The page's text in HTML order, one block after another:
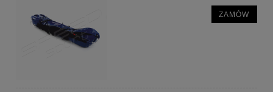
ZAMÓW